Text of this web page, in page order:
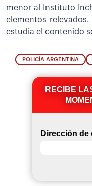
menor al Instituto
elementos
estudia el contenido
POLICÍA ARGENTINA
RECIBE
Dirección